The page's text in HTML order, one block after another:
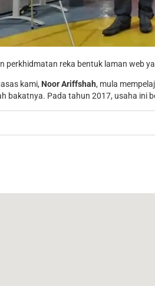
perkhidmatan reka bentuk laman web
kami, Noor Ariffshah, mula
bakatnya. Pada tahun 2017, usaha